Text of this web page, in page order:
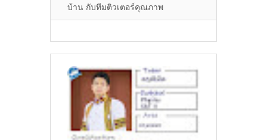
บ้าน กับทีมติวเตอร์คุณภาพ